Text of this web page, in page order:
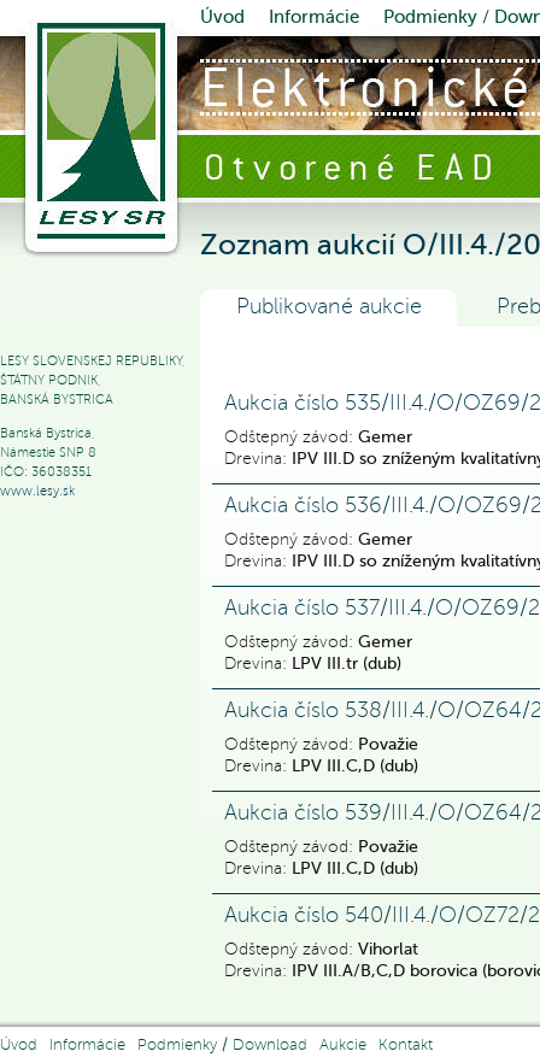
Úvod Informácie Podmienky /
Zoznam aukcií O/III.4./
Publikované aukcie
Aukcia číslo 535/III.4./O/OZ69/
Odštepný závod: Gemer
Drevina: IPV III.D so zníženým
Aukcia číslo 536/III.4./O/OZ69/
Odštepný závod: Gemer
Drevina: IPV III.D so zníženým
Aukcia číslo 537/III.4./O/OZ69/
Odštepný závod: Gemer
Drevina: LPV III.tr (dub)
Aukcia číslo 538/III.4./O/OZ64/
Odštepný závod: Považie
Drevina: LPV III.C,D (dub)
Aukcia číslo 539/III.4./O/OZ64/
Odštepný závod: Považie
Drevina: LPV III.C,D (dub)
Aukcia číslo 540/III.4./O/OZ72/
Odštepný závod: Vihorlat
Drevina: IPV III.A/B,C,D borovica
LESY SLOVENSKEJ REPUBLIKY,
ŠTÁTNY PODNIK,
BANSKÁ BYSTRICA
Banská Bystrica,
Námestie SNP 8
IČO: 36038351
www.lesy.sk
Úvod Informácie Podmienky / Download Aukcie Kontakt